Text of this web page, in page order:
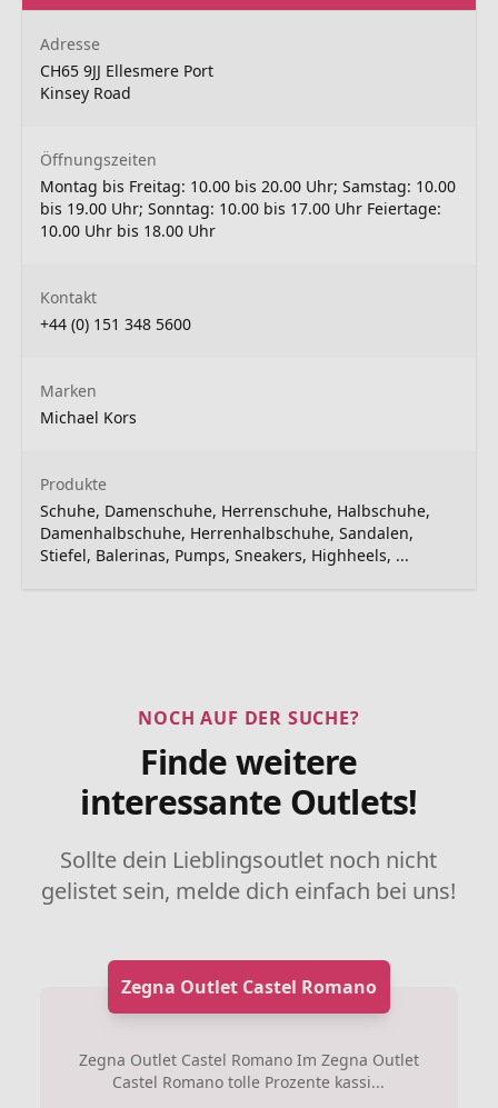
Adresse
CH65 9JJ Ellesmere Port
Kinsey Road
Öffnungszeiten
Montag bis Freitag: 10.00 bis 20.00 Uhr; Samstag: 10.00
bis 19.00 Uhr; Sonntag: 10.00 bis 17.00 Uhr Feiertage:
10.00 Uhr bis 18.00 Uhr
Kontakt
+44 (0) 151 348 5600
Marken
Michael Kors
Produkte
Schuhe, Damenschuhe, Herrenschuhe, Halbschuhe,
Damenhalbschuhe, Herrenhalbschuhe, Sandalen,
Stiefel, Balerinas, Pumps, Sneakers, Highheels, ...
NOCH AUF DER SUCHE?
Finde weitere
interessante Outlets!
Sollte dein Lieblingsoutlet noch nicht
gelistet sein, melde dich einfach bei uns!
Zegna Outlet Castel Romano
Zegna Outlet Castel Romano Im Zegna Outlet
Castel Romano tolle Prozente kassi...